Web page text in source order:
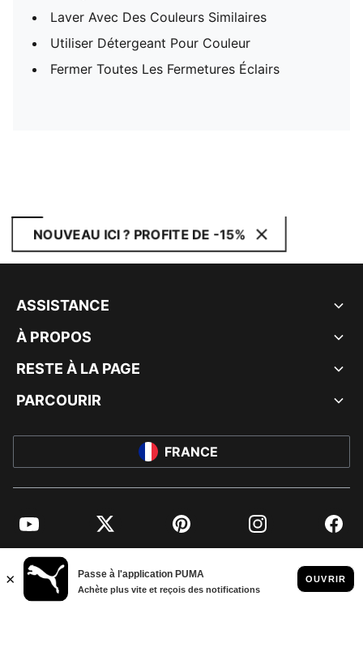
Laver Avec Des Couleurs Similaires
Utiliser Détergeant Pour Couleur
Fermer Toutes Les Fermetures Éclairs
NOUVEAU ICI ? PROFITE DE -15%
ASSISTANCE
À PROPOS
RESTE À LA PAGE
PARCOURIR
FRANCE
YouTube Twitter Pinterest Instagram
© PUMA EUROPE GMBH, 2026. TOUS DROITS RÉSERVÉS
MENTIONS ET DONNÉES LÉGALES